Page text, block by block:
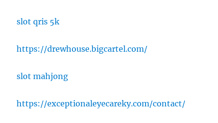
slot qris 5k
https://drewhouse.bigcartel.com/
slot mahjong
https://exceptionaleyecareky.com/contact/